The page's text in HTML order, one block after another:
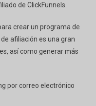
de ClickFunnels.
crear un programa de
afiliación es una gran
así como generar más
por correo electrónico